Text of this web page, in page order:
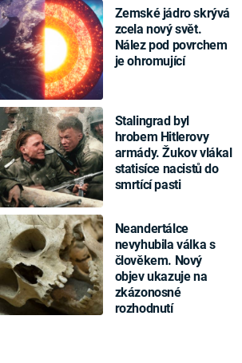
Zemské jádro skrývá
zcela nový svět.
Nález pod povrchem
je ohromující
Stalingrad byl
hrobem Hitlerovy
armády. Žukov vlákal
statisíce nacistů do
smrtící pasti
Neandertálce
nevyhubila válka s
člověkem. Nový
objev ukazuje na
zkázonosné
rozhodnutí